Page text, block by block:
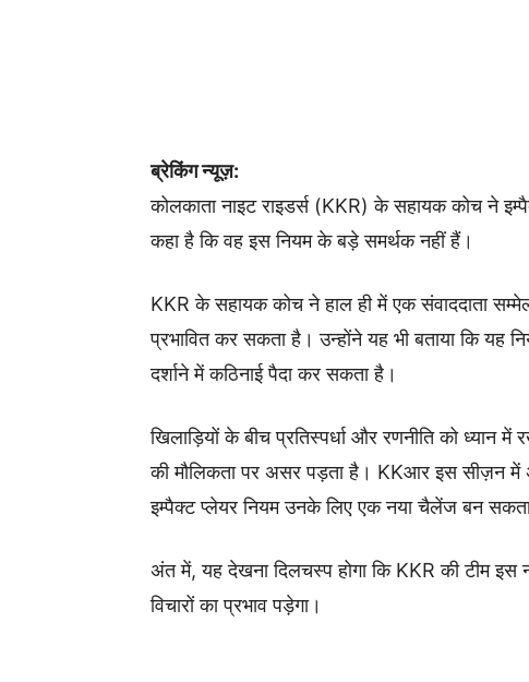
ब्रेकिंग न्यूज़:
कोलकाता नाइट राइडर्स (KKR) के सहायक कोच ने
कहा है कि वह इस नियम के बड़े समर्थक नहीं हैं।
KKR के सहायक कोच ने हाल ही में एक संवाददाता
प्रभावित कर सकता है। उन्होंने यह भी बताया कि यह
दर्शाने में कठिनाई पैदा कर सकता है।
खिलाड़ियों के बीच प्रतिस्पर्धा और रणनीति को
की मौलिकता पर असर पड़ता है। KKआर इस सीज़न में
इम्पैक्ट प्लेयर नियम उनके लिए एक नया चैलेंज बन
अंत में, यह देखना दिलचस्प होगा कि KKR की टीम
विचारों का प्रभाव पड़ेगा।